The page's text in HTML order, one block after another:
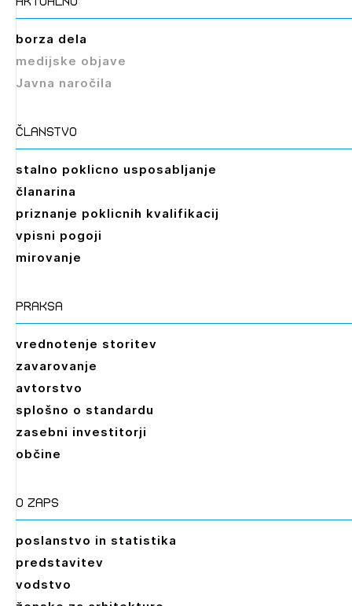
borza dela
medijske objave
Javna naročila
članstvo
stalno poklicno usposabljanje
članarina
priznanje poklicnih kvalifikacij
vpisni pogoji
mirovanje
praksa
vrednotenje storitev
zavarovanje
avtorstvo
splošno o standardu
zasebni investitorji
občine
O zaps
poslanstvo in statistika
predstavitev
vodstvo